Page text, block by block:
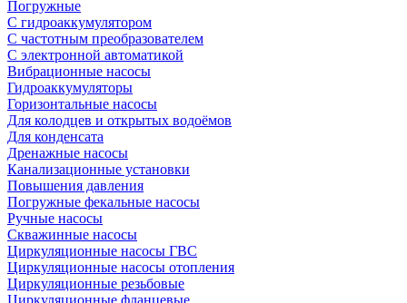
Погружные
С гидроаккумулятором
С частотным преобразователем
С электронной автоматикой
Вибрационные насосы
Гидроаккумуляторы
Горизонтальные насосы
Для колодцев и открытых водоёмов
Для конденсата
Дренажные насосы
Канализационные установки
Повышения давления
Погружные фекальные насосы
Ручные насосы
Скважинные насосы
Циркуляционные насосы ГВС
Циркуляционные насосы отопления
Циркуляционные резьбовые
Циркуляционные фланцевые